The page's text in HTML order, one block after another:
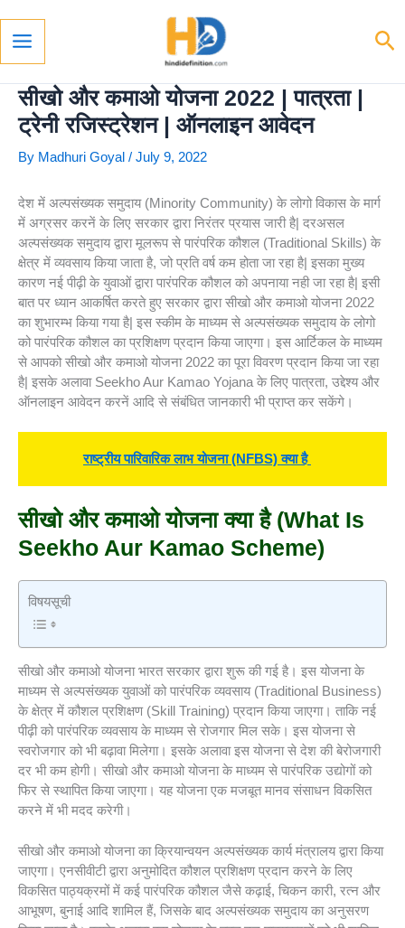
Content
Main
Menu
सीखो और कमाओ योजना 2022 | पात्रता |
ट्रेनी रजिस्ट्रेशन | ऑनलाइन आवेदन
By Madhuri Goyal / July 9, 2022
देश में अल्पसंख्यक समुदाय (Minority Community) के लोगो विकास के मार्ग
में अग्रसर करनें के लिए सरकार द्वारा निरंतर प्रयास जारी है| दरअसल
अल्पसंख्यक समुदाय द्वारा मूलरूप से पारंपरिक कौशल (Traditional Skills) के
क्षेत्र में व्यवसाय किया जाता है, जो प्रति वर्ष कम होता जा रहा है| इसका मुख्य
कारण नई पीढ़ी के युवाओं द्वारा पारंपरिक कौशल को अपनाया नही जा रहा है| इसी
बात पर ध्यान आकर्षित करते हुए सरकार द्वारा सीखो और कमाओ योजना 2022
का शुभारम्भ किया गया है| इस स्कीम के माध्यम से अल्पसंख्यक समुदाय के लोगो
को पारंपरिक कौशल का प्रशिक्षण प्रदान किया जाएगा। इस आर्टिकल के माध्यम
से आपको सीखो और कमाओ योजना 2022 का पूरा विवरण प्रदान किया जा रहा
है| इसके अलावा Seekho Aur Kamao Yojana के लिए पात्रता, उद्देश्य और
ऑनलाइन आवेदन करनें आदि से संबंधित जानकारी भी प्राप्त कर सकेंगे।
राष्ट्रीय पारिवारिक लाभ योजना (NFBS) क्या है
सीखो और कमाओ योजना क्या है (What Is
Seekho Aur Kamao Scheme)
विषयसूची
सीखो और कमाओ योजना भारत सरकार द्वारा शुरू की गई है। इस योजना के
माध्यम से अल्पसंख्यक युवाओं को पारंपरिक व्यवसाय (Traditional Business)
के क्षेत्र में कौशल प्रशिक्षण (Skill Training) प्रदान किया जाएगा। ताकि नई
पीढ़ी को पारंपरिक व्यवसाय के माध्यम से रोजगार मिल सके। इस योजना से
स्वरोजगार को भी बढ़ावा मिलेगा। इसके अलावा इस योजना से देश की बेरोजगारी
दर भी कम होगी। सीखो और कमाओ योजना के माध्यम से पारंपरिक उद्योगों को
फिर से स्थापित किया जाएगा। यह योजना एक मजबूत मानव संसाधन विकसित
करने में भी मदद करेगी।
सीखो और कमाओ योजना का क्रियान्वयन अल्पसंख्यक कार्य मंत्रालय द्वारा किया
जाएगा। एनसीवीटी द्वारा अनुमोदित कौशल प्रशिक्षण प्रदान करने के लिए
विकसित पाठ्यक्रमों में कई पारंपरिक कौशल जैसे कढ़ाई, चिकन कारी, रत्न और
आभूषण, बुनाई आदि शामिल हैं, जिसके बाद अल्पसंख्यक समुदाय का अनुसरण